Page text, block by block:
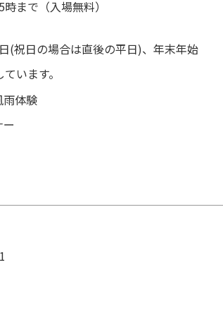
まで（入場無料）
(祝日の場合は直後の平日)、年末年始
います。
雨体験